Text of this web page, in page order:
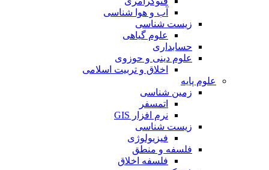
آب و هوا شناسی
زیست شناسی
علوم گیاهی
حسابداری
علوم دینی و حوزوی
اخلاق و تربیت اسلامی
علوم پایه
زمین شناسی
اتمسفر
نرم افزار GIS
زیست شناسی
فیزیولوژی
فلسفه و منطق
فلسفه اخلاق